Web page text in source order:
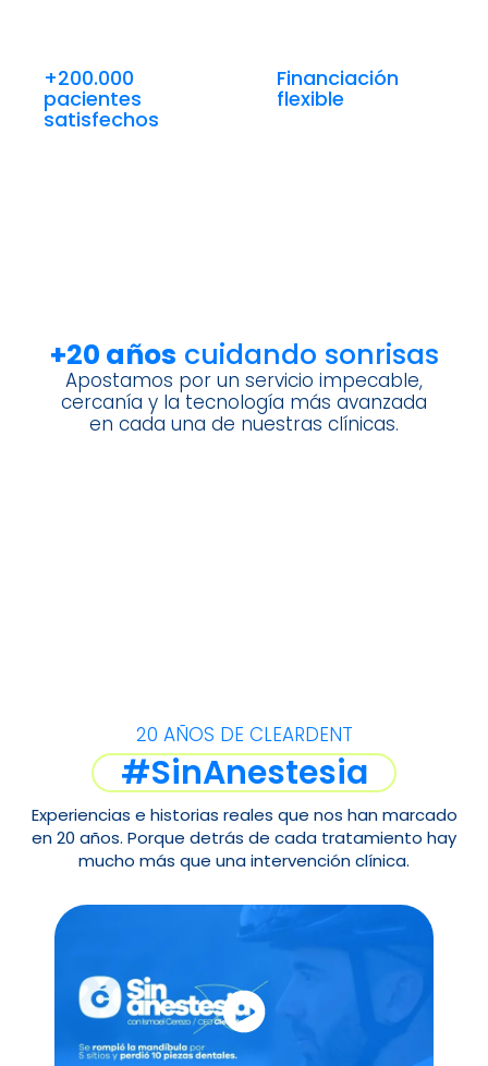
+200.000
pacientes
satisfechos
Financiación
flexible
+20 años cuidando sonrisas
Apostamos por un servicio impecable,
cercanía y la tecnología más avanzada
en cada una de nuestras clínicas.
20 AÑOS DE CLEARDENT
#SinAnestesia
Experiencias e historias reales que nos han marcado
en 20 años. Porque detrás de cada tratamiento hay
mucho más que una intervención clínica.